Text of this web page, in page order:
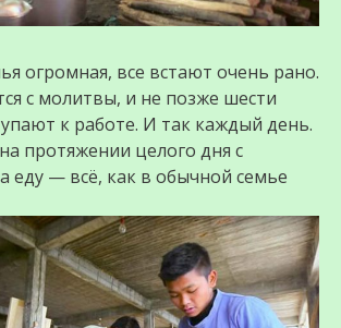
огромная, все встают очень рано.
с молитвы, и не позже шести
к работе. И так каждый день.
протяжении целого дня с
еду — всё, как в обычной семье